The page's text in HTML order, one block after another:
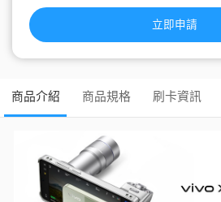
立即申請
商品介紹 商品規格 刷卡資訊